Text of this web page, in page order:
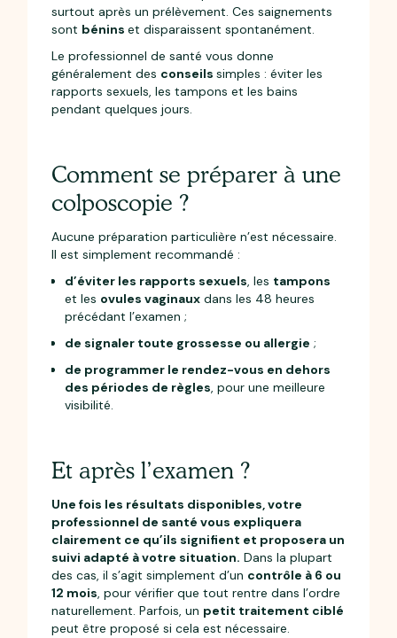
surtout après un prélèvement. Ces saignements
sont béninset disparaissent spontanément.
Le professionnel de santé vous donne
généralement des conseilssimples : éviter les
rapports sexuels, les tampons et les bains
pendant quelques jours.
Comment se préparer à une
colposcopie ?
Aucune préparation particulière n’est nécessaire.
Il est simplement recommandé :
d’éviter les rapports sexuels, les tampons
et les ovules vaginaux dans les 48 heures
précédant l’examen ;
de signaler toute grossesse ou allergie ;
de programmer le rendez-vous en dehors
des périodes de règles, pour une meilleure
visibilité.
Et après l’examen ?
Une fois les résultats disponibles, votre
professionnel de santé vous expliquera
clairement ce qu’ils signifient et proposera un
suivi adapté à votre situation. Dans la plupart
des cas, il s’agit simplement d’un contrôle à 6 ou
12 mois, pour vérifier que tout rentre dans l’ordre
naturellement. Parfois, un petit traitement ciblé
peut être proposé si cela est nécessaire.